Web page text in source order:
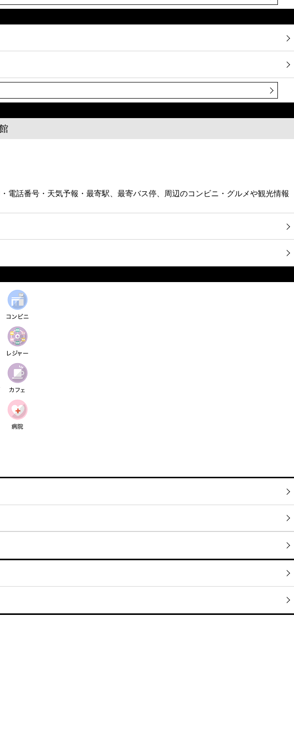
話番号・天気予報・最寄駅、最寄バス停、周辺のコンビニ・グルメや観光情報